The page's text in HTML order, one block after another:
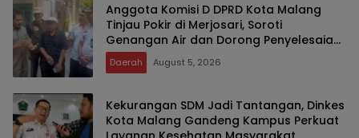
Anggota Komisi D DPRD Kota Malang
Tinjau Pokir di Merjosari, Soroti
Genangan Air dan Dorong Penyelesaian
Drainase Secara Gotong Royong
Daerah August 5, 2026
Kekurangan SDM Jadi Tantangan, Dinkes
Kota Malang Gandeng Kampus Perkuat